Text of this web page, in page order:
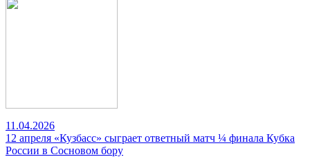
11.04.2026
12 апреля «Кузбасс» сыграет ответный матч ¼ финала Кубка
России в Сосновом бору